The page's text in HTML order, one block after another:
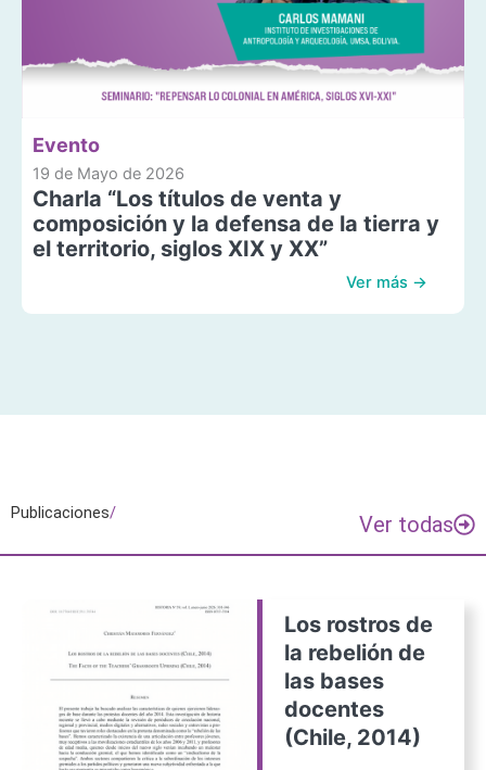
Evento
19 de Mayo de 2026
Charla “Los títulos de venta y
composición y la defensa de la tierra y
el territorio, siglos XIX y XX”
Ver más →
Publicaciones/ Ver todas
Los rostros de
la rebelión de
las bases
docentes
(Chile, 2014)